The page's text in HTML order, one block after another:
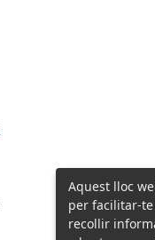
Aquest lloc
per facilitar-
recollir